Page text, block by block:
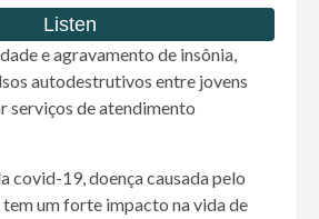
e agravamento de insônia,
autodestrutivos entre jovens
serviços de atendimento
covid-19, doença causada pelo
um forte impacto na vida de